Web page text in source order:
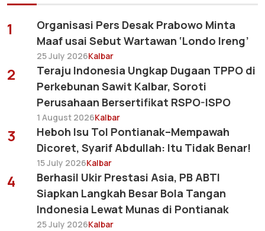
1
Organisasi Pers Desak Prabowo Minta
Maaf usai Sebut Wartawan ‘Londo Ireng’
25 July 2026Kalbar
2
Teraju Indonesia Ungkap Dugaan TPPO di
Perkebunan Sawit Kalbar, Soroti
Perusahaan Bersertifikat RSPO-ISPO
1 August 2026Kalbar
3
Heboh Isu Tol Pontianak–Mempawah
Dicoret, Syarif Abdullah: Itu Tidak Benar!
15 July 2026Kalbar
4
Berhasil Ukir Prestasi Asia, PB ABTI
Siapkan Langkah Besar Bola Tangan
Indonesia Lewat Munas di Pontianak
25 July 2026Kalbar